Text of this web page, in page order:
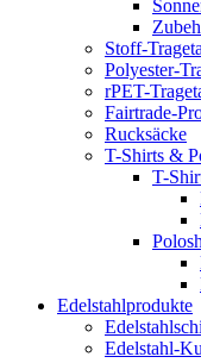
Stoff-
Polyester-
rPET-
Fairtrade-
Rucksäcke
T-Shirts &
T-
Edelstahlprodukte
Edelstahl-